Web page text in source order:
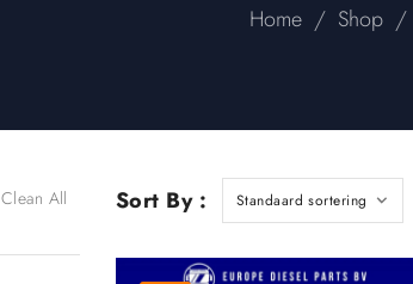
Home / Shop /
Clean All Sort By :